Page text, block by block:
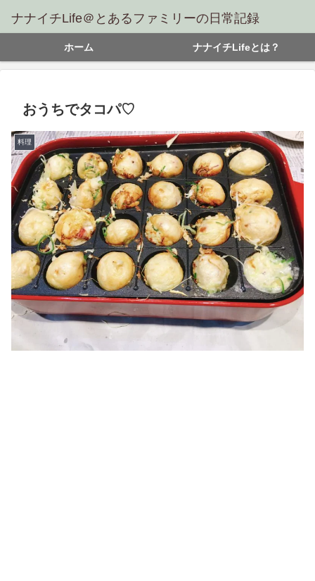
ナナイチLife＠とあるファミリーの日常記録
ホーム ナナイチLifeとは？
おうちでタコパ♡
料理